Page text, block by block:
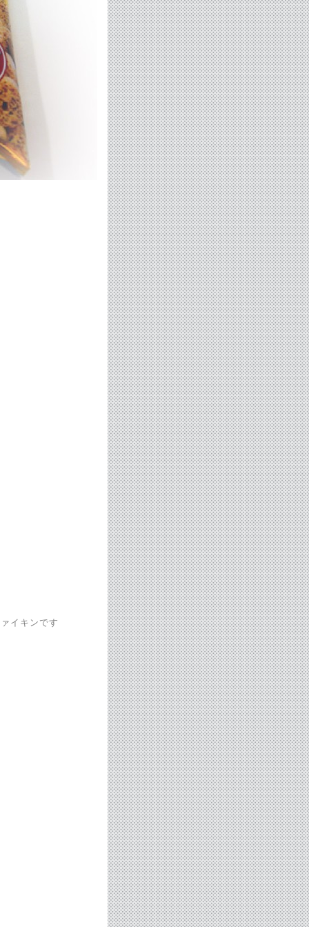
イキンです